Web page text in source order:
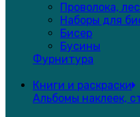
Проволока,
Наборы для
Бисер
Бусины
Фурнитура
Книги и раскраски
Альбомы наклеек,